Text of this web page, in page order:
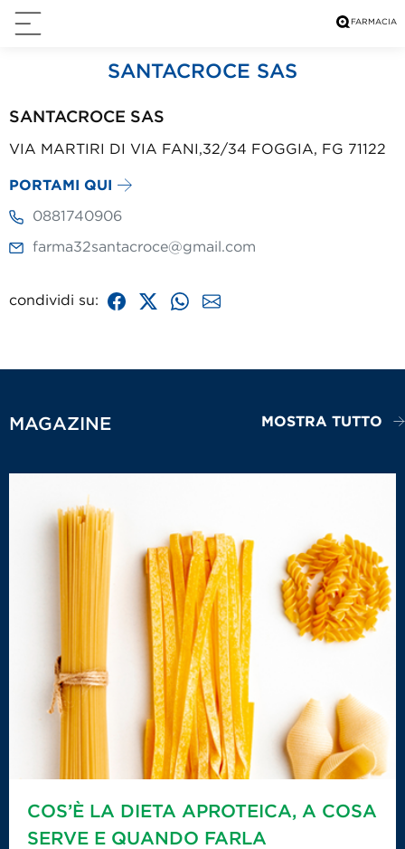
SANTACROCE SAS
SANTACROCE SAS
VIA MARTIRI DI VIA FANI,32/34 FOGGIA, FG 71122
PORTAMI QUI
0881740906
farma32santacroce@gmail.com
condividi su:
MAGAZINE MOSTRA TUTTO
COS’È LA DIETA APROTEICA, A COSA
SERVE E QUANDO FARLA